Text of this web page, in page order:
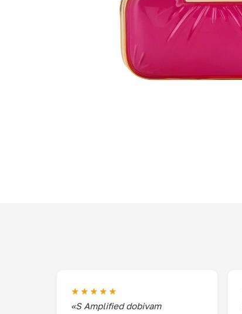
★★★★★
«S Amplified dobivam